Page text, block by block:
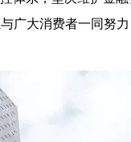
广大消费者一同努